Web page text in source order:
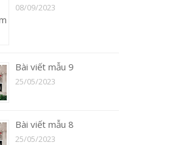
08/09/2023
Bài viết mẫu 9
25/05/2023
Bài viết mẫu 8
25/05/2023